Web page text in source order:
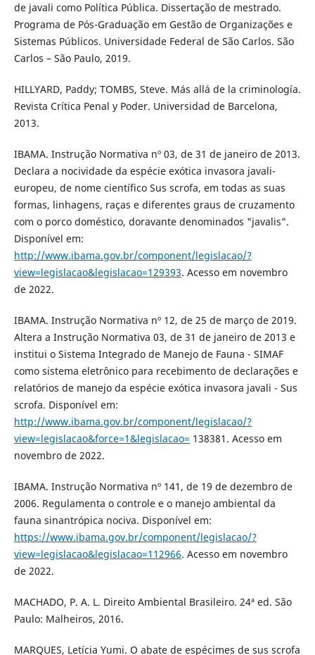
de javali como Política Pública. Dissertação de mestrado.
Programa de Pós-Graduação em Gestão de Organizações e
Sistemas Públicos. Universidade Federal de São Carlos. São
Carlos – São Paulo, 2019.
HILLYARD, Paddy; TOMBS, Steve. Más allá de la criminología.
Revista Crítica Penal y Poder. Universidad de Barcelona,
2013.
IBAMA. Instrução Normativa nº 03, de 31 de janeiro de 2013.
Declara a nocividade da espécie exótica invasora javali-
europeu, de nome científico Sus scrofa, em todas as suas
formas, linhagens, raças e diferentes graus de cruzamento
com o porco doméstico, doravante denominados "javalis".
Disponível em:
http://www.ibama.gov.br/component/legislacao/?
view=legislacao&legislacao=129393. Acesso em novembro
de 2022.
IBAMA. Instrução Normativa nº 12, de 25 de março de 2019.
Altera a Instrução Normativa 03, de 31 de janeiro de 2013 e
institui o Sistema Integrado de Manejo de Fauna - SIMAF
como sistema eletrônico para recebimento de declarações e
relatórios de manejo da espécie exótica invasora javali - Sus
scrofa. Disponível em:
http://www.ibama.gov.br/component/legislacao/?
view=legislacao&force=1&legislacao= 138381. Acesso em
novembro de 2022.
IBAMA. Instrução Normativa nº 141, de 19 de dezembro de
2006. Regulamenta o controle e o manejo ambiental da
fauna sinantrópica nociva. Disponível em:
https://www.ibama.gov.br/component/legislacao/?
view=legislacao&legislacao=112966. Acesso em novembro
de 2022.
MACHADO, P. A. L. Direito Ambiental Brasileiro. 24ª ed. São
Paulo: Malheiros, 2016.
MARQUES, Letícia Yumi. O abate de espécimes de sus scrofa